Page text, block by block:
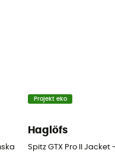
Projekt eko
Haglöfs
Spitz GTX Pro II